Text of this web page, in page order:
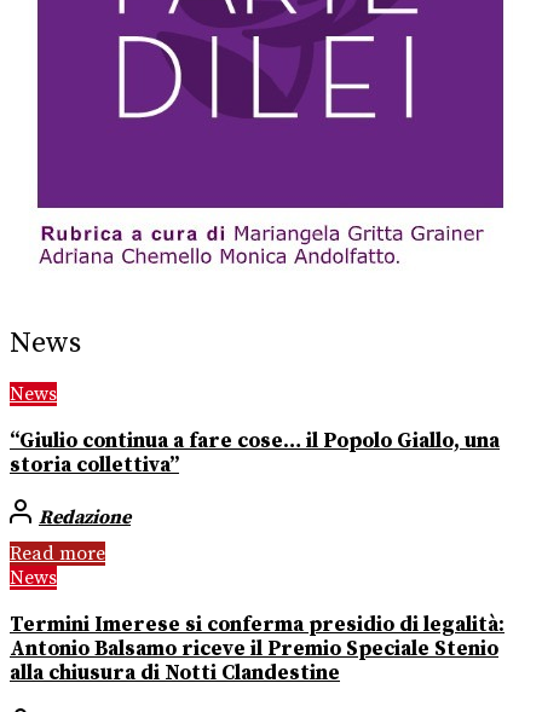
News
News
“Giulio continua a fare cose… il Popolo Giallo, una
storia collettiva”
Redazione
Read more
News
Termini Imerese si conferma presidio di legalità:
Antonio Balsamo riceve il Premio Speciale Stenio
alla chiusura di Notti Clandestine